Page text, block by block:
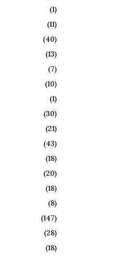
(1)
(11)
(40)
(13)
(7)
(10)
(1)
(30)
(21)
(43)
(18)
(20)
(18)
(8)
(147)
(28)
(18)